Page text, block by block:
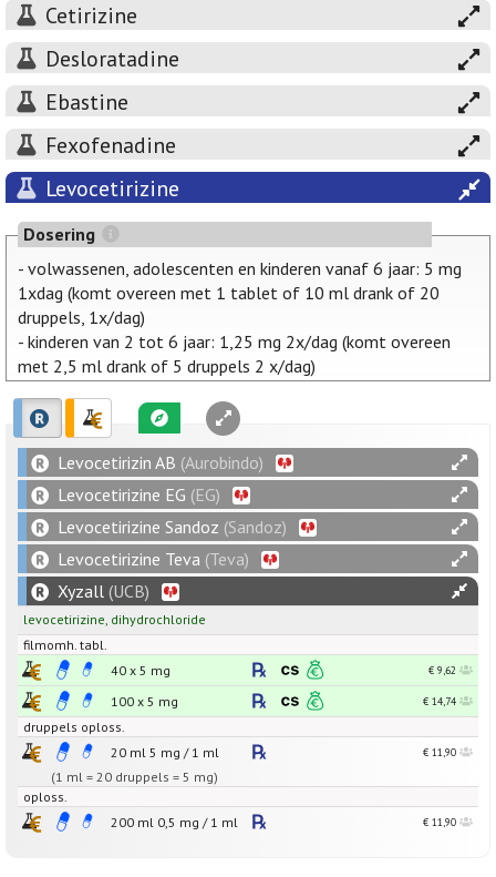
Cetirizine
Desloratadine
Ebastine
Fexofenadine
Levocetirizine
Dosering
- volwassenen, adolescenten en kinderen vanaf 6 jaar: 5 mg
1xdag (komt overeen met 1 tablet of 10 ml drank of 20
druppels, 1x/dag)
- kinderen van 2 tot 6 jaar: 1,25 mg 2x/dag (komt overeen
met 2,5 ml drank of 5 druppels 2 x/dag)
Levocetirizin AB (Aurobindo)
Levocetirizine EG (EG)
Levocetirizine Sandoz (Sandoz)
Levocetirizine Teva (Teva)
Xyzall (UCB)
levocetirizine, dihydrochloride
filmomh. tabl.
40 x 5 mg € 9,62
100 x 5 mg € 14,74
druppels oploss.
20 ml 5 mg / 1 ml € 11,90
(1 ml = 20 druppels = 5 mg)
oploss.
200 ml 0,5 mg / 1 ml € 11,90